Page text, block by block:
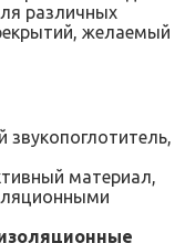
различных
желаемый
звукопоглотитель,
материал,